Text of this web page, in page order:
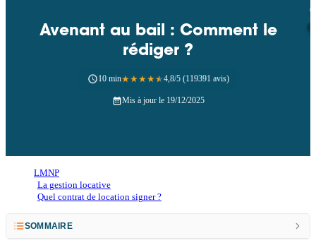
Avenant au bail : Comment le
rédiger ?
10 min★★★★★4,8/5 (119391 avis)
Mis à jour le 19/12/2025
LMNP
La gestion locative
Quel contrat de location signer ?
SOMMAIRE